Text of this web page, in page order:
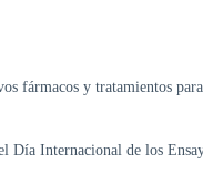
fármacos y tratamientos
Día Internacional de los